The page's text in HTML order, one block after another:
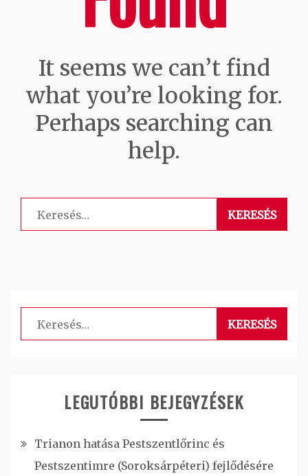
It seems we can’t find
what you’re looking for.
Perhaps searching can
help.
Keresés:
Keresés:
LEGUTÓBBI BEJEGYZÉSEK
Trianon hatása Pestszentlőrinc és
Pestszentimre (Soroksárpéteri) fejlődésére